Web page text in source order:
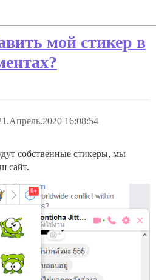
мой стикер в
16:08:54
собственные стикеры, мы
сайт.